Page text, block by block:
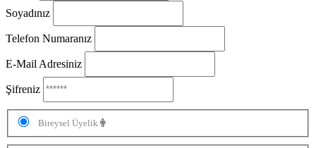
Soyadınız
Telefon Numaranız
E-Mail Adresiniz
Şifreniz
Bireysel Üyelik